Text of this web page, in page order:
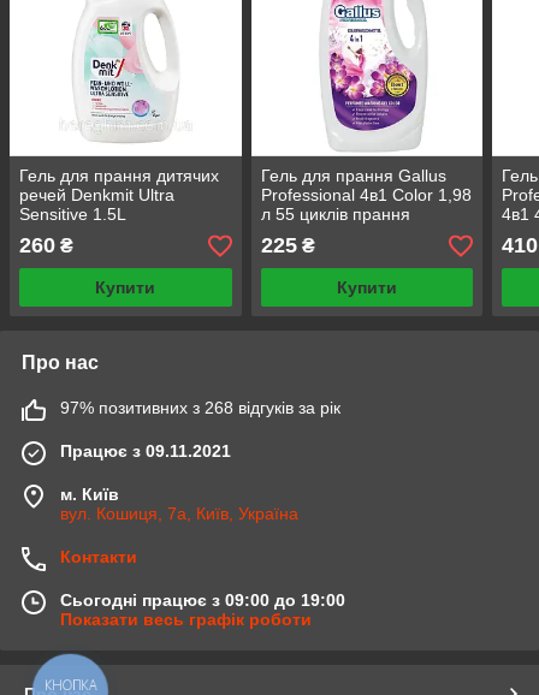
Гель для прання дитячих
речей Denkmit Ultra
Sensitive 1.5L
260 ₴
Купити
Гель для прання Gallus
Professional 4в1 Color 1,98
л 55 циклів прання
225₴
Купити
4в1
410
Про нас
97% позитивних з 268 відгуків за рік
Працює з 09.11.2021
м. Київ
вул. Кошиця, 7а, Київ, Україна
Контакти
Сьогодні працює з 09:00 до 19:00
Показати весь графік роботи
КНОПКА